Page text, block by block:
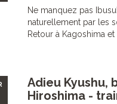
Ne manquez pas
naturellement par les
Retour à Kagoshima
Adieu Kyushu,
Hiroshima -